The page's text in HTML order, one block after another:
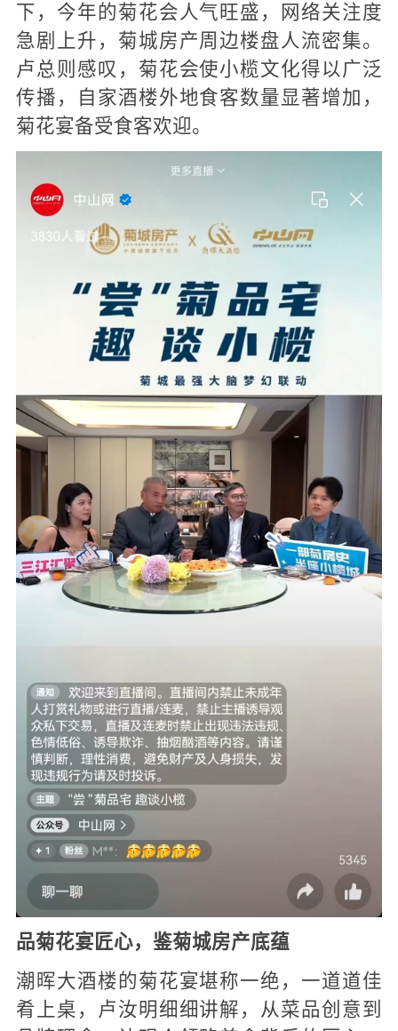
下，今年的菊花会人气旺盛，网络关注度
急剧上升，菊城房产周边楼盘人流密集。
卢总则感叹，菊花会使小榄文化得以广泛
传播，自家酒楼外地食客数量显著增加，
菊花宴备受食客欢迎。
品菊花宴匠心，鉴菊城房产底蕴
潮晖大酒楼的菊花宴堪称一绝，一道道佳
肴上桌，卢汝明细细讲解，从菜品创意到